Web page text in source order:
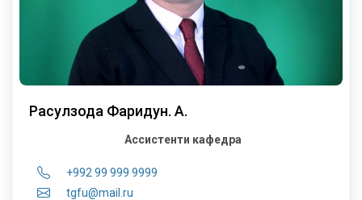
Расулзода Фаридун. А.
Ассистенти кафедра
+992 99 999 9999
tgfu@mail.ru